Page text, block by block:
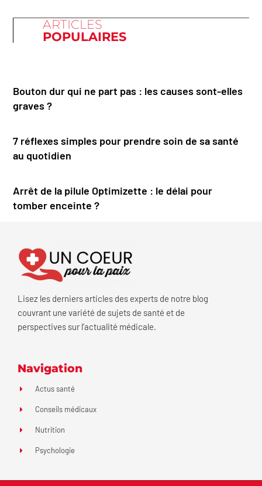
ARTICLES
POPULAIRES
Bouton dur qui ne part pas : les causes sont-elles
graves ?
7 réflexes simples pour prendre soin de sa santé
au quotidien
Arrêt de la pilule Optimizette : le délai pour
tomber enceinte ?
Lisez les derniers articles des experts de notre blog
couvrant une variété de sujets de santé et de
perspectives sur l’actualité médicale.
Navigation
Actus santé
Conseils médicaux
Nutrition
Psychologie